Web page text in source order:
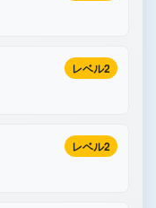
レベル2
レベル2